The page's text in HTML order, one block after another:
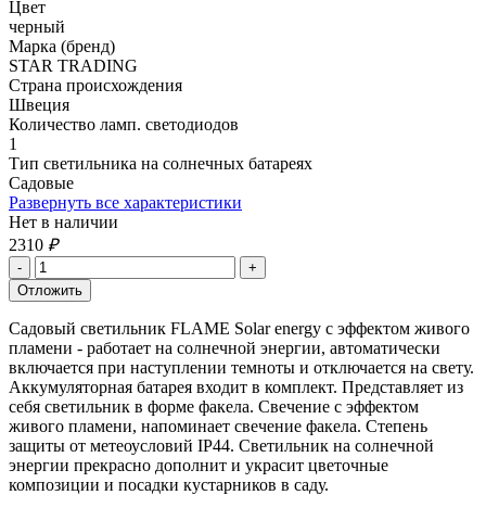
Цвет
черный
Марка (бренд)
STAR TRADING
Страна происхождения
Швеция
Количество ламп. светодиодов
1
Тип светильника на солнечных батареях
Садовые
Развернуть все характеристики
Нет в наличии
2310 ₽
Садовый светильник FLAME Solar energy с эффектом живого
пламени - работает на солнечной энергии, автоматически
включается при наступлении темноты и отключается на свету.
Аккумуляторная батарея входит в комплект. Представляет из
себя светильник в форме факела. Свечение с эффектом
живого пламени, напоминает свечение факела. Степень
защиты от метеоусловий IP44. Светильник на солнечной
энергии прекрасно дополнит и украсит цветочные
композиции и посадки кустарников в саду.